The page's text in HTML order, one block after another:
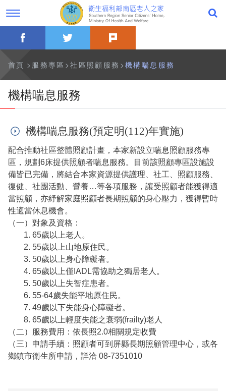
到
主
要
公告事項
最新消息
一般公告
活動訊息
影音專區
關於本家
歷史沿革
本家簡介
環境介紹
院區大樓
創心園地
室內環境
首長簡介
組織編制
字
型
切
群
facebook twitter plurk
首頁 服務專區 社區照顧服務 機構喘息服務
機構喘息服務
機構喘息服務(預定明(112)年實施)
配合推動社區整體照顧計畫，本家新設立喘息照顧服務專
區，規劃6床提供照顧者喘息服務。目前該照顧專區設施設
備皆已完備，將結合本家資源提供護理、社工、照顧服務、
復健、社團活動、營養…等各項服務，讓受照顧者能獲得適
當照顧，亦紓解家庭照顧者長期照顧的身心壓力，獲得暫時
性適當休息機會。
（一）對象及資格：
65歲以上老人。
55歲以上山地原住民。
50歲以上身心障礙者。
65歲以上僅IADL需協助之獨居老人。
50歲以上失智症患者。
55-64歲失能平地原住民。
49歲以下失能身心障礙者。
65歲以上輕度失能之衰弱(frailty)老人
（二）服務費用：依長照2.0相關規定收費
（三）申請手續：照顧者可到屏縣長期照顧管理中心，或各
鄉鎮市衛生所申請，詳洽 08-7351010